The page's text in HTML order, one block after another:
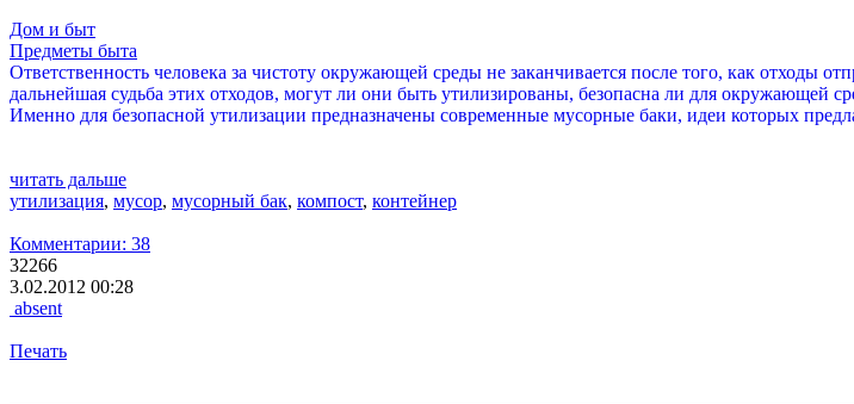
Дом и быт
Предметы быта
Ответственность человека за чистоту окружающей среды не заканчивается после того, как отходы
дальнейшая судьба этих отходов, могут ли они быть утилизированы, безопасна ли для окружающей
Именно для безопасной утилизации предназначены современные мусорные баки, идеи которых
читать дальше
утилизация, мусор, мусорный бак, компост, контейнер
Комментарии: 38
32266
3.02.2012 00:28
absent
Печать